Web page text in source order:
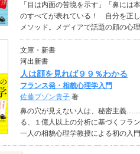
「目は内面の苦境を示す」「鼻に
のすべてが表れている！ 自分を正
メソッド。メディアで話題の顔の心理
文庫・新書
河出新書
人は顔を見れば９９％わかる
フランス発・相貌心理学入門
佐藤ブゾン貴子 著
鼻の穴が見えない人は、秘密主義
る、１億人以上の分析に基づくフ
一人の相貌心理学教授による初の入門